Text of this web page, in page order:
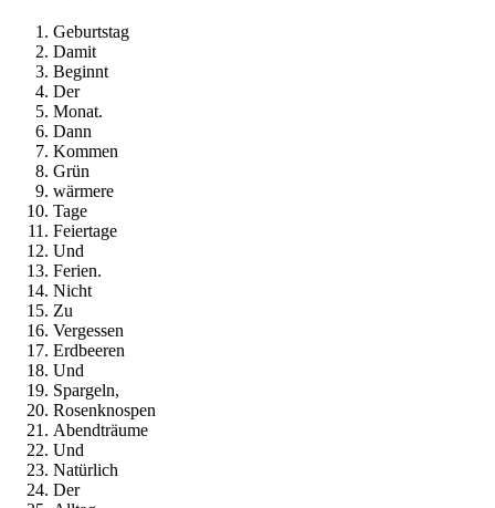
Geburtstag
Damit
Beginnt
Der
Monat.
Dann
Kommen
Grün
wärmere
Tage
Feiertage
Und
Ferien.
Nicht
Zu
Vergessen
Erdbeeren
Und
Spargeln,
Rosenknospen
Abendträume
Und
Natürlich
Der